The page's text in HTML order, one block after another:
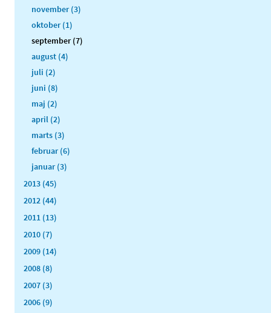
november (3)
oktober (1)
september (7)
august (4)
juli (2)
juni (8)
maj (2)
april (2)
marts (3)
februar (6)
januar (3)
2013 (45)
2012 (44)
2011 (13)
2010 (7)
2009 (14)
2008 (8)
2007 (3)
2006 (9)